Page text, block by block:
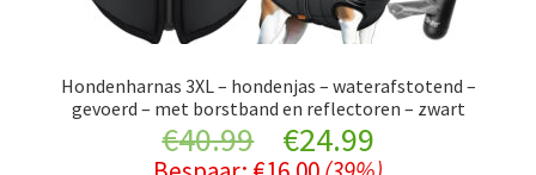
Hondenharnas 3XL – hondenjas – waterafstotend –
gevoerd – met borstband en reflectoren – zwart
€40.99
Original
€24.99Current